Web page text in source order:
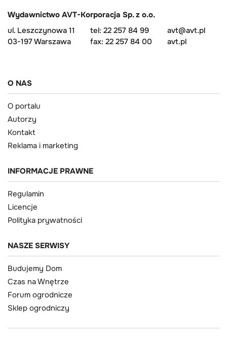
Wydawnictwo AVT-Korporacja Sp. z o.o.
ul. Leszczynowa 11
03-197 Warszawa
tel: 22 257 84 99
fax: 22 257 84 00
avt@avt.pl
avt.pl
O NAS
O portalu
Autorzy
Kontakt
Reklama i marketing
INFORMACJE PRAWNE
Regulamin
Licencje
Polityka prywatności
NASZE SERWISY
Budujemy Dom
Czas na Wnętrze
Forum ogrodnicze
Sklep ogrodniczy